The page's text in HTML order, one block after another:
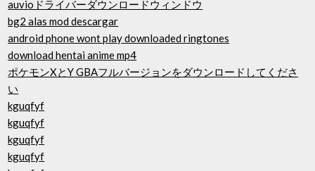
auvioドライバーダウンロードウィンドウ
bg2 alas mod descargar
android phone wont play downloaded ringtones
download hentai anime mp4
ポケモンXとY GBAフルバージョンをダウンロードしてくださ
い
kguqfyf
kguqfyf
kguqfyf
kguqfyf